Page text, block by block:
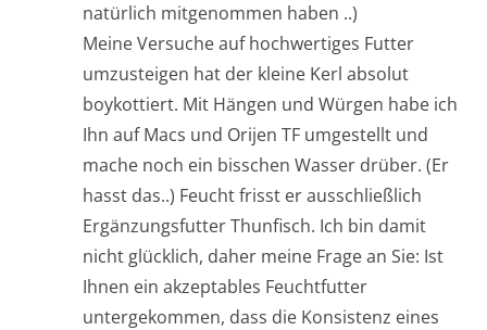
natürlich mitgenommen haben ..)
Meine Versuche auf hochwertiges Futter
umzusteigen hat der kleine Kerl absolut
boykottiert. Mit Hängen und Würgen habe ich
Ihn auf Macs und Orijen TF umgestellt und
mache noch ein bisschen Wasser drüber. (Er
hasst das..) Feucht frisst er ausschließlich
Ergänzungsfutter Thunfisch. Ich bin damit
nicht glücklich, daher meine Frage an Sie: Ist
Ihnen ein akzeptables Feuchtfutter
untergekommen, dass die Konsistenz eines